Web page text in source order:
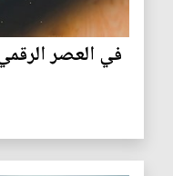
في العصر